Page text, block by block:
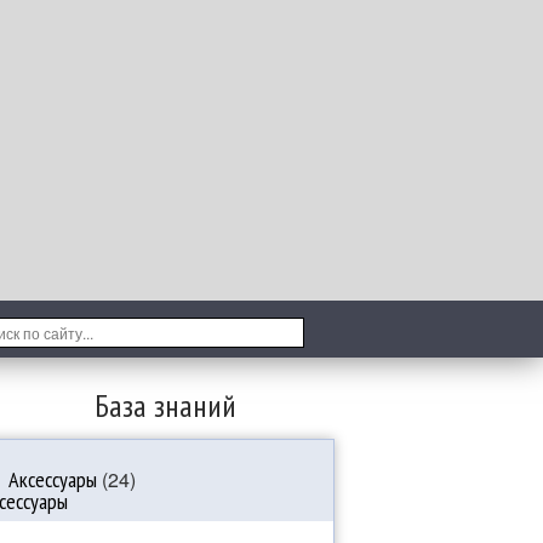
База знаний
Аксессуары (24)